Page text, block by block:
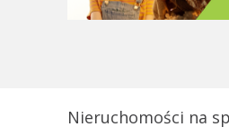
Nieruchomości na